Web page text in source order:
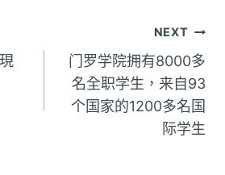
NEXT
门罗学院拥有8000多
名全职学生，来自93
个国家的1200多名国
际学生